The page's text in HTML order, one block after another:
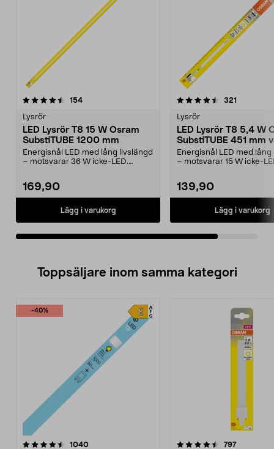
154recensioner
Lysrör
LED Lysrör T8 15 W Osram
SubstiTUBE 1200 mm
Energisnål LED med lång livslängd
– motsvarar 36 W icke-LED.
169,90
Lägg i varukorg
4.5av 5 stjärnor 321
Lysrör
LED Lysrör T8 5,4 W
SubstiTUBE 451 mm
Energisnål LED med
– motsvarar 15 W icke-
139,90
Lägg i varukorg
Toppsäljare inom samma kategori
-40%
1040recensioner
4.5 av 5 stjärnor 797
4.5 av 5 stjärnor